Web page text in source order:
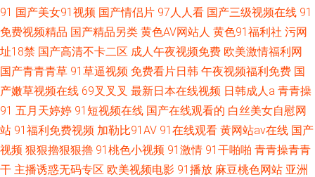
91 国产美女91视频 国产情侣片 97人人看 国产三级视频在线 91
免费视频精品 国产精品另类 黄色AV网站人 黄色91福利社 污网
址18禁 国产高清不卡二区 成人午夜视频免费 欧美激情福利网
国产青青青草 91草逼视频 免费看片日韩 午夜视频福利免费 国
产嫩草视频在线 69叉叉叉 最新日本在线视频 日韩成人a 青青操
91 五月天婷婷 91短视频在线 国产在线观看的 白丝美女自慰网
站 91福利免费视频 加勒比91AV 91在线观看 黄网站av在线 国产
视频 狠狠擼狠狠擼 91桃色小视频 91激情 91干啪啪 青青操青青
干 主播诱惑无码专区 欧美视频电影 91播放 麻豆桃色网站 亚洲